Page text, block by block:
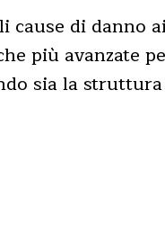
cause di danno
più avanzate
sia la